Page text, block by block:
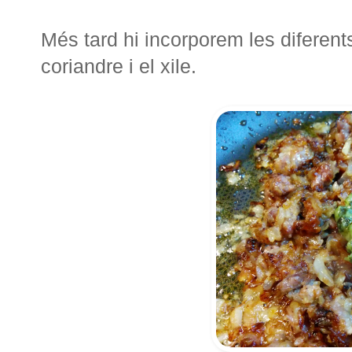
Més tard hi incorporem les
coriandre i el xile.